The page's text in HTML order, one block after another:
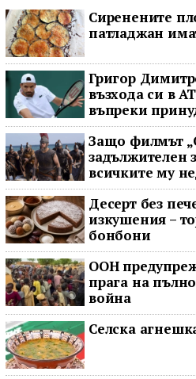
Сиренените
патладжан
Григор
възхода си в
въпреки
Защо филмът
задължителен
всичките му
Десерт без
изкушения –
бонбони
ООН
прага на
война
Селска